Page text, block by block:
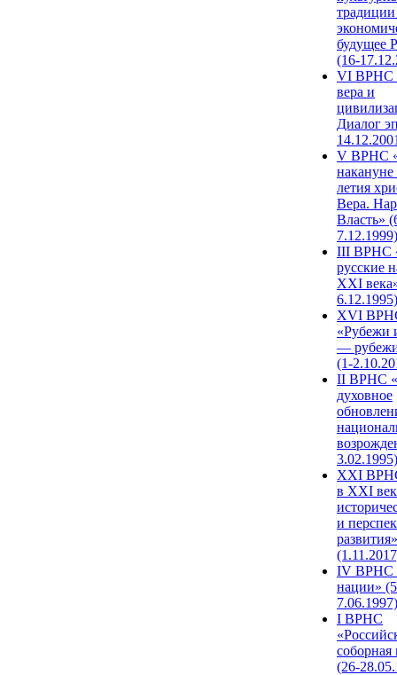
будущее
(16-
VI ВРНС
вера и
Диалог
V ВРНС
накануне
летия
Вера.
Власть»
7.12.1999)
III ВРНС
русские
XXI
6.12.1995)
XVI
«Рубежи
—
(1-
II ВРНС
духовное
3.02.1995)
XХI
в XXI
и
развития»
IV ВРНС
нации»
7.06.1997)
I ВРНС
(26-